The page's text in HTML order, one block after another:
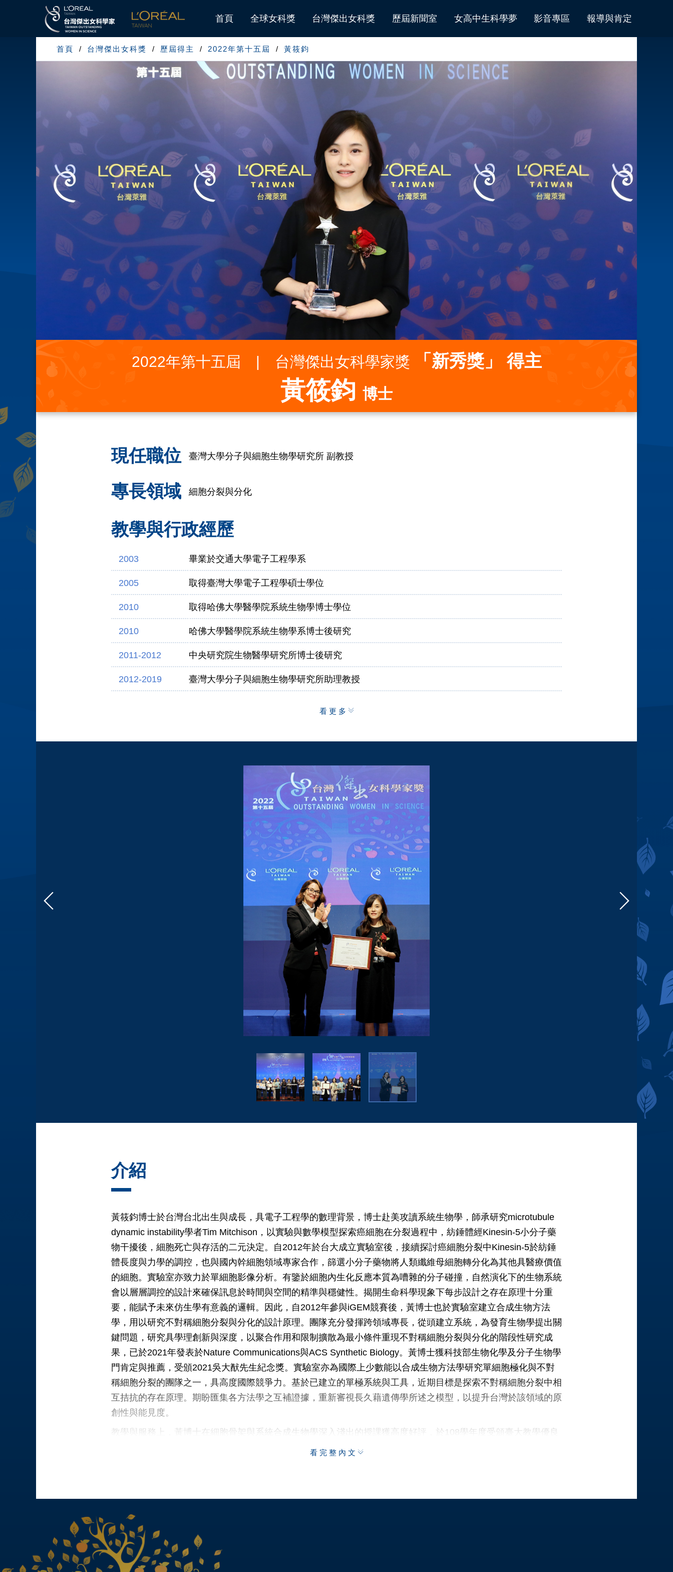
首頁 全球女科獎 台灣傑出女科獎
遴選委員
歷屆新聞室 女高中生科學夢 影音專區 報導與肯定
首頁 台灣傑出女科獎 歷屆得主 2022年第十五屆 黃筱鈞
2022年第十五屆 | 台灣傑出女科學家獎 「新秀獎」 得主
黃筱鈞 博士
現任職位 臺灣大學分子與細胞生物學研究所 副教授
專長領域 細胞分裂與分化
教學與行政經歷
2003 畢業於交通大學電子工程學系
2005 取得臺灣大學電子工程學碩士學位
2010 取得哈佛大學醫學院系統生物學博士學位
2010 哈佛大學醫學院系統生物學系博士後研究
2011-2012 中央研究院生物醫學研究所博士後研究
2012-2019
臺灣大學分子與細胞生物學研究所助理教授
看更多
介紹
黃筱鈞博士於台灣台北出生與成長，具電子工程學的數理背景，博士赴美攻讀系統生物學，師承研究microtubule
dynamic instability學者Tim Mitchison，以實驗與數學模型探索癌細胞在分裂過程中，紡錘體經Kinesin-5小分子藥
物干擾後，細胞死亡與存活的二元決定。自2012年於台大成立實驗室後，接續探討癌細胞分裂中Kinesin-5於紡錘
體長度與力學的調控，也與國內幹細胞領域專家合作，篩選小分子藥物將人類纖維母細胞轉分化為其他具醫療價值
的細胞。實驗室亦致力於單細胞影像分析。有鑒於細胞內生化反應本質為嘈雜的分子碰撞，自然演化下的生物系統
會以層層調控的設計來確保訊息於時間與空間的精準與穩健性。揭開生命科學現象下每步設計之存在原理十分重
要，能賦予未來仿生學有意義的邏輯。因此，自2012年參與iGEM競賽後，黃博士也於實驗室建立合成生物方法
學，用以研究不對稱細胞分裂與分化的設計原理。團隊充分發揮跨領域專長，從頭建立系統，為發育生物學提出關
鍵問題，研究具學理創新與深度，以聚合作用和限制擴散為最小條件重現不對稱細胞分裂與分化的階段性研究成
果，已於2021年發表於Nature Communications與ACS Synthetic Biology。黃博士獲科技部生物化學及分子生物學
門肯定與推薦，受頒2021吳大猷先生紀念獎。實驗室亦為國際上少數能以合成生物方法學研究單細胞極化與不對
稱細胞分裂的團隊之一，具高度國際競爭力。基於已建立的單極系統與工具，近期目標是探索不對稱細胞分裂中相
互拮抗的存在原理。期盼匯集各方法學之互補證據，重新審視長久藉遺傳學所述之模型，以提升台灣於該領域的原
創性與能見度。
教學與服務上，黃博士在細胞骨架與系統合成生物學深入淺出的授課獲高度好評，於108學年度受頒臺大教學優良
獎。黃博士也曾於臺大校內指導第一屆iGEM團隊，創立The Investigator Taiwan生醫社群平台。校外曾指導師大
看完整內文